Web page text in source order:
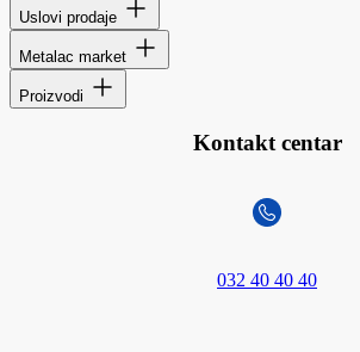
Uslovi prodaje
Metalac market
Proizvodi
Kontakt centar
032 40 40 40